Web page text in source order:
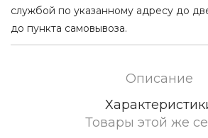
службой по указанному адресу до
до пункта самовывоза.
Описание
Товары этой же